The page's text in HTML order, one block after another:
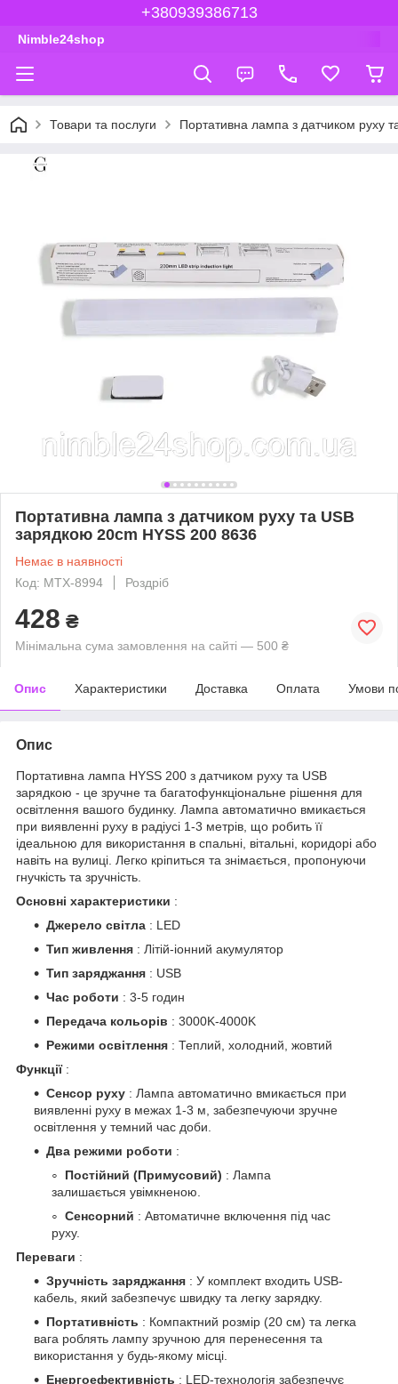
+380939386713
Nimble24shop
Товари та послуги Портативна лампа з датчиком руху
Портативна лампа з датчиком руху та USB
зарядкою 20cm HYSS 200 8636
Немає в наявності
Код: MTX-8994
Роздріб
428 ₴
Мінімальна сума замовлення на сайті — 500 ₴
Опис Характеристики Доставка Оплата Умови
Опис
Портативна лампа HYSS 200 з датчиком руху та USB
зарядкою - це зручне та багатофункціональне рішення для
освітлення вашого будинку. Лампа автоматично вмикається
при виявленні руху в радіусі 1-3 метрів, що робить її
ідеальною для використання в спальні, вітальні, коридорі або
навіть на вулиці. Легко кріпиться та знімається, пропонуючи
гнучкість та зручність.
Основні характеристики :
Джерело світла : LED
Тип живлення : Літій-іонний акумулятор
Тип заряджання : USB
Час роботи : 3-5 годин
Передача кольорів : 3000K-4000K
Режими освітлення : Теплий, холодний, жовтий
Функції:
Сенсор руху : Лампа автоматично вмикається при
виявленні руху в межах 1-3 м, забезпечуючи зручне
освітлення у темний час доби.
Два режими роботи :
Постійний (Примусовий) : Лампа
залишається увімкненою.
Сенсорний : Автоматичне включення під час
руху.
Переваги :
Зручність заряджання : У комплект входить USB-
кабель, який забезпечує швидку та легку зарядку.
Портативність : Компактний розмір (20 см) та легка
вага роблять лампу зручною для перенесення та
використання у будь-якому місці.
Енергоефективність : LED-технологія забезпечує